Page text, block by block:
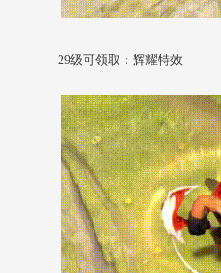
29级可领取：辉耀特效